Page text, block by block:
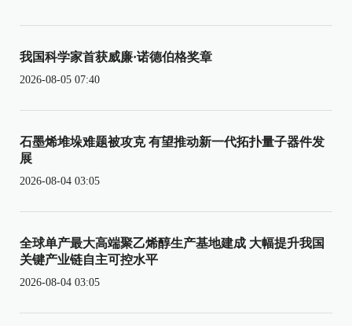
我国科学家首获威廉·诺德伯格奖章
2026-08-05 07:40
石墨烯堆垛难题被攻克 有望推动新一代拓扑量子器件发
展
2026-08-04 03:05
全球单产最大高端聚乙烯醇生产基地建成 大幅提升我国
关键产业链自主可控水平
2026-08-04 03:05